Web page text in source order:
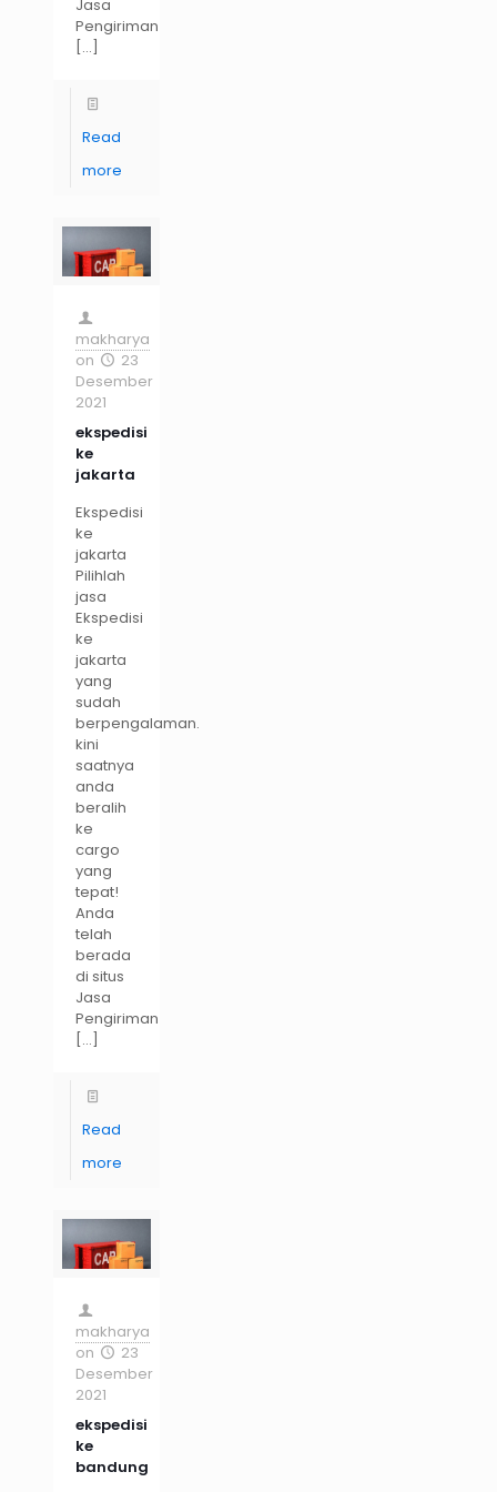
Jasa
Pengiriman
[…]
Read
more
makharya
on
23
Desember
2021
ekspedisi
ke
jakarta
Ekspedisi
ke
jakarta
Pilihlah
jasa
Ekspedisi
ke
jakarta
yang
sudah
berpengalaman.
kini
saatnya
anda
beralih
ke
cargo
yang
tepat!
Anda
telah
berada
di situs
Jasa
Pengiriman
[…]
Read
more
makharya
on
23
Desember
2021
ekspedisi
ke
bandung